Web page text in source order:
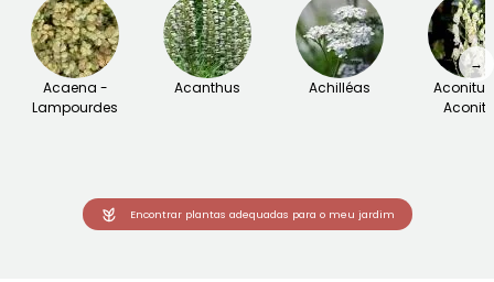
Acaena -
Lampourdes
Acanthus Achilléas
→
Encontrar plantas adequadas para o meu jardim